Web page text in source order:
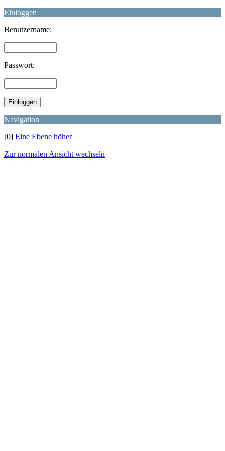
Einloggen
Benutzername:
Passwort:
Navigation
[0] Eine Ebene höher
Zur normalen Ansicht wechseln